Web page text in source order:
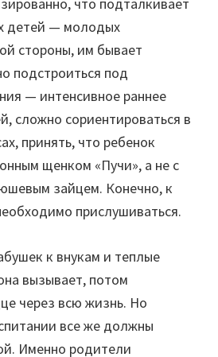
детей — молодых
стороны, им бывает
подстроиться под
— интенсивное раннее
сложно сориентироваться в
принять, что ребенок
щенком «Пучи», а не с
зайцем. Конечно, к
прислушиваться.
к внукам и теплые
вызывает, потом
через всю жизнь. Но
все же должны
Именно родители